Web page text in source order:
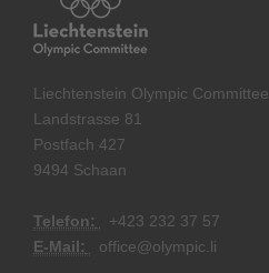
Liechtenstein Olympic Committee
Landstrasse 81
Postfach 427
9494 Schaan
Telefon: +423 232 37 57
E-Mail:
office@olympic.li